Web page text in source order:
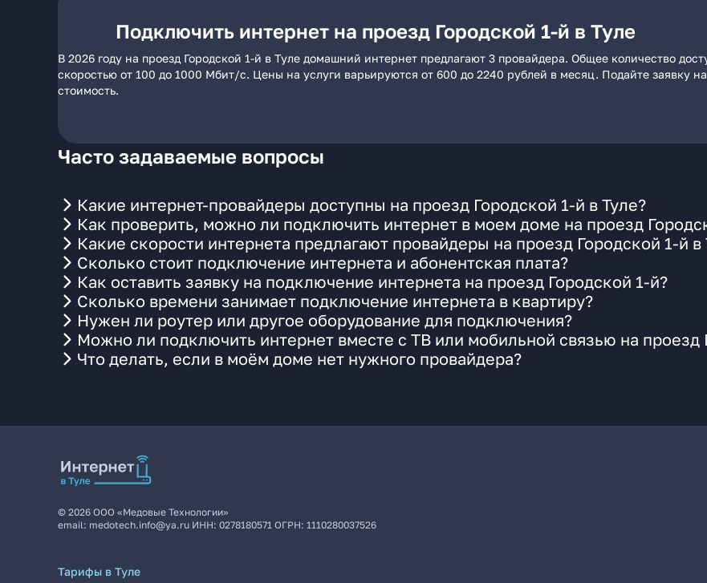
Подключить интернет на проезд Городской 1-й в Туле
В 2026 году на проезд Городской 1-й в Туле домашний интернет предлагают 3 провайдера. Общее количество
скоростью от 100 до 1000 Мбит/с. Цены на услуги варьируются от 600 до 2240 рублей в месяц. Подайте заявку
стоимость.
Часто задаваемые вопросы
Какие интернет-провайдеры доступны на проезд Городской 1-й в Туле?
Как проверить, можно ли подключить интернет в моем доме на проезд
Какие скорости интернета предлагают провайдеры на проезд Городской 1-й в
Сколько стоит подключение интернета и абонентская плата?
Как оставить заявку на подключение интернета на проезд Городской 1-й?
Сколько времени занимает подключение интернета в квартиру?
Нужен ли роутер или другое оборудование для подключения?
Можно ли подключить интернет вместе с ТВ или мобильной связью на проезд
Что делать, если в моём доме нет нужного провайдера?
© 2026 ООО «Медовые Технологии»
email: medotech.info@ya.ru ИНН: 0278180571 ОГРН: 1110280037526
Тарифы в Туле